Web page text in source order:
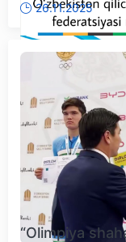
26.11.2025
“Olimpiya